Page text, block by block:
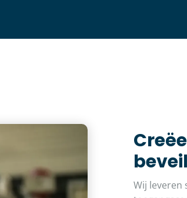
Wij leveren